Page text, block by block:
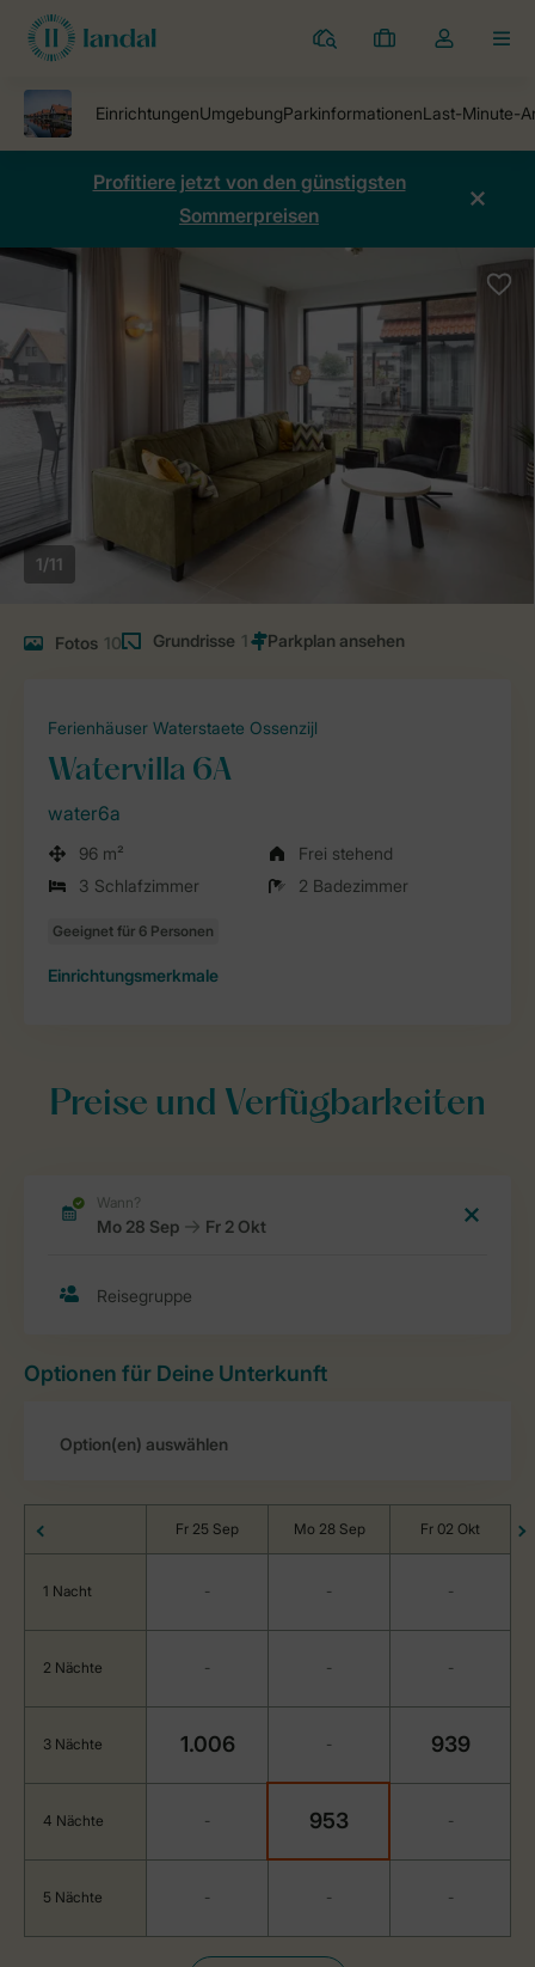
Ferienparks
Meine
Dropdown-
öffnen
Profitiere jetzt von den günstigsten
Sommerpreisen
1/11
Fotos 10 Grundrisse 1
Ferienhäuser Waterstaete Ossenzijl
Watervilla 6A
water6a
96 m²
Frei stehend
3 Schlafzimmer
2 Badezimmer
Einrichtungsmerkmale
Preise und Verfügbarkeiten
Optionen für Deine Unterkunft
Fr 25 Sep Mo 28 Sep Fr 02 Okt
1 Nacht - - -
2 Nächte - - -
3 Nächte 1.006 - 939
4 Nächte - 953 -
5 Nächte - - -